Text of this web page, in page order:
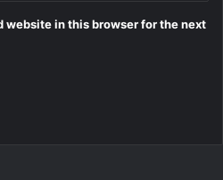
website in this browser for the next